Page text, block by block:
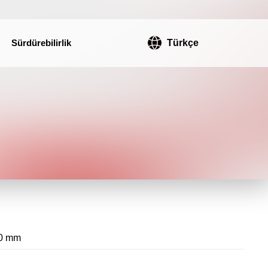
Sürdürebilirlik Türkçe
mm